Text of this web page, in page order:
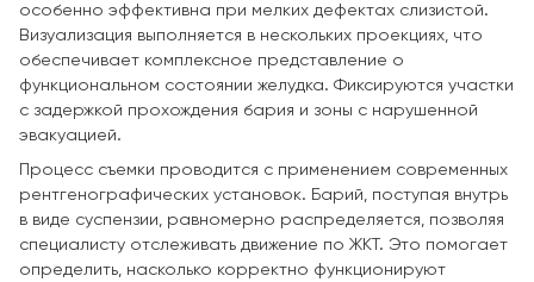
особенно эффективна при мелких дефектах слизистой.
Визуализация выполняется в нескольких проекциях, что
обеспечивает комплексное представление о
функциональном состоянии желудка. Фиксируются участки
с задержкой прохождения бария и зоны с нарушенной
эвакуацией.
Процесс съемки проводится с применением современных
рентгенографических установок. Барий, поступая внутрь
в виде суспензии, равномерно распределяется, позволяя
специалисту отслеживать движение по ЖКТ. Это помогает
определить, насколько корректно функционируют